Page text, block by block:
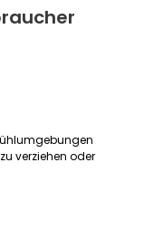
verziehen oder